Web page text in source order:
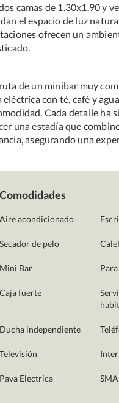
camas de 1.30x1.90 y
el espacio de luz
ofrecen un
de un minibar muy
eléctrica con té, café y
Cada detalle ha
una estadía que
asegurando una
Comodidades
Aire acondicionado
Secador de pelo
Mini Bar
Caja fuerte
Ducha independiente
Televisión
Pava Electrica